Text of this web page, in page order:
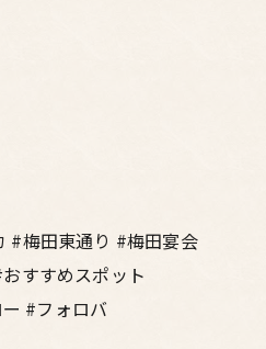
#梅田東通り #梅田宴会
すすめスポット
#フォロバ